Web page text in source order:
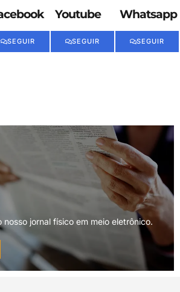
SEGUIR
Youtube
SEGUIR
Whatsapp
SEGUIR
nosso jornal físico em meio eletrônico.